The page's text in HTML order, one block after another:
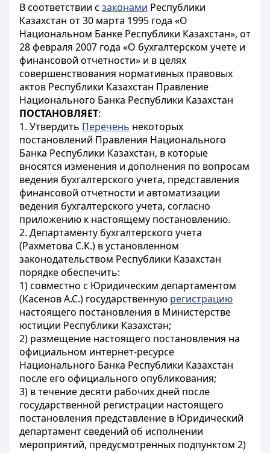
В соответствии с законами Республики
Казахстан от 30 марта 1995 года «О
Национальном Банке Республики Казахстан», от
28 февраля 2007 года «О бухгалтерском учете и
финансовой отчетности» и в целях
совершенствования нормативных правовых
актов Республики Казахстан Правление
Национального Банка Республики Казахстан
ПОСТАНОВЛЯЕТ:
1. Утвердить Перечень некоторых
постановлений Правления Национального
Банка Республики Казахстан, в которые
вносятся изменения и дополнения по вопросам
ведения бухгалтерского учета, представления
финансовой отчетности и автоматизации
ведения бухгалтерского учета, согласно
приложению к настоящему постановлению.
2. Департаменту бухгалтерского учета
(Рахметова С.К.) в установленном
законодательством Республики Казахстан
порядке обеспечить:
1) совместно с Юридическим департаментом
(Касенов А.С.) государственную регистрацию
настоящего постановления в Министерстве
юстиции Республики Казахстан;
2) размещение настоящего постановления на
официальном интернет-ресурсе
Национального Банка Республики Казахстан
после его официального опубликования;
3) в течение десяти рабочих дней после
государственной регистрации настоящего
постановления представление в Юридический
департамент сведений об исполнении
мероприятий, предусмотренных подпунктом 2)